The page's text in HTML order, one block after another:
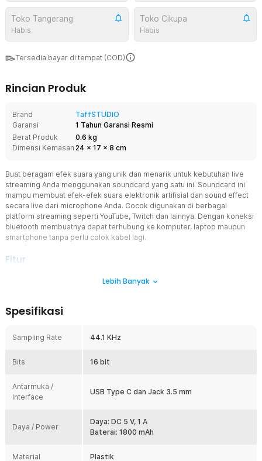
Toko Tangerang
Habis
Toko Cikupa
Habis
Tersedia bayar di tempat (COD)
Rincian Produk
Brand
TaffSTUDIO
Garansi
1 Tahun Garansi Resmi
Berat Produk
0.6 kg
Dimensi Kemasan 24 x 17 x 8 cm
Buat beragam efek suara yang unik dan menarik untuk kebutuhan live
streaming Anda menggunakan soundcard yang satu ini. Soundcard ini
mampu membuat efek-efek suara elektronik artifisial dan sound effect
secara live dari microphone Anda. Cocok digunakan di berbagai
platform streaming seperti YouTube, Twitch dan lainnya. Dengan koneksi
bluetooth membuatnya dapat terhubung ke komputer, laptop maupun
smartphone tanpa perlu colok kabel lagi.
Fitur
tampilan broadcast Anda semakin seru sehingga viewer Anda akan
Banyak Kontrol
soundcard ini hadir dengan berbagai pengaturan suara antara lain
Anda dapat mengatur seluruh kegunaan dari alat ini dengan sangat
mudah.
Soundcard ini dapat menggunakan koneksi bluetooth sehingga
Anda dapat menghubungkan ke perangkat seperti komputer,
kabel. Hal ini membuat soundcard lebih leluasa untuk diletakkan di
Lebih Banyak
Spesifikasi
Sampling Rate 44.1 KHz
Bits 16 bit
Antarmuka /
Interface
USB Type C dan Jack 3.5 mm
Daya / Power
Daya: DC 5 V, 1 A
Baterai: 1800 mAh
Material Plastik